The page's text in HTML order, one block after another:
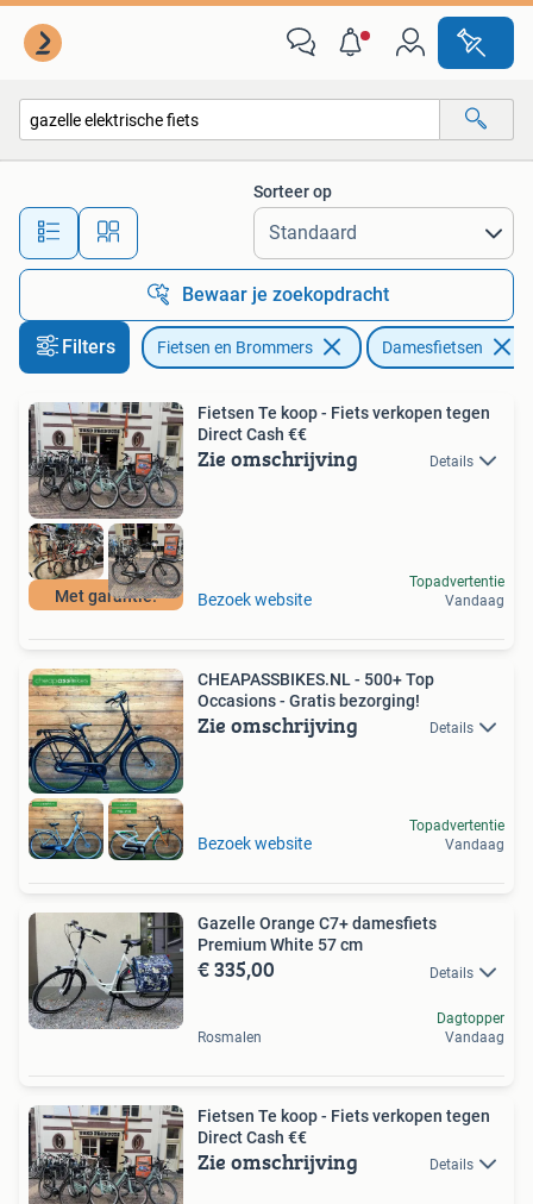
Alle afstanden…
Sorteer op
Bewaar je zoekopdracht
Filters Fietsen en Brommers Damesfietsen
Met garantie!
Fietsen Te koop - Fiets verkopen tegen
Direct Cash €€
Zie omschrijving Details
Bezoek website
Topadvertentie
Vandaag
CHEAPASSBIKES.NL - 500+ Top
Occasions - Gratis bezorging!
Zie omschrijving Details
Bezoek website
Topadvertentie
Vandaag
Gazelle Orange C7+ damesfiets
Premium White 57 cm
€ 335,00 Details
Rosmalen
Dagtopper
Vandaag
Fietsen Te koop - Fiets verkopen tegen
Direct Cash €€
Zie omschrijving Details